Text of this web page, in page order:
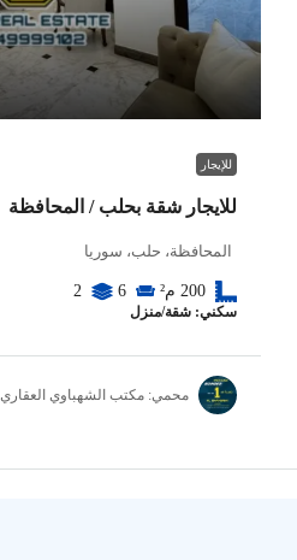
للإيجار
للايجار شقة بحلب / المحافظة
المحافظة، حلب، سوريا
200 م² 6
2
سكني: شقة/منزل
محمي: مكتب الشهباوي العقاري